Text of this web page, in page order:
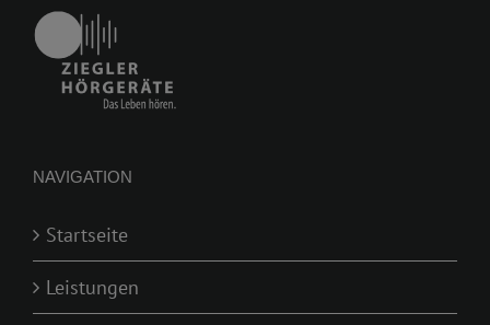
NAVIGATION
Startseite
Leistungen